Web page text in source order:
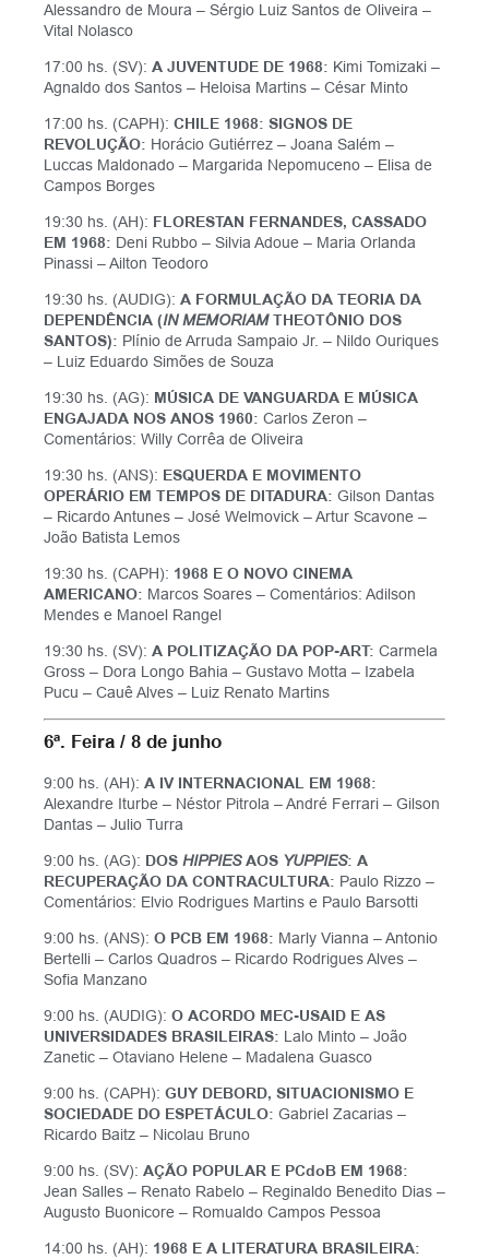
Alessandro de Moura – Sérgio Luiz Santos de Oliveira –
Vital Nolasco
17:00 hs. (SV): A JUVENTUDE DE 1968: Kimi Tomizaki –
Agnaldo dos Santos – Heloisa Martins – César Minto
17:00 hs. (CAPH): CHILE 1968: SIGNOS DE
REVOLUÇÃO: Horácio Gutiérrez – Joana Salém –
Luccas Maldonado – Margarida Nepomuceno – Elisa de
Campos Borges
19:30 hs. (AH): FLORESTAN FERNANDES, CASSADO
EM 1968: Deni Rubbo – Silvia Adoue – Maria Orlanda
Pinassi – Ailton Teodoro
19:30 hs. (AUDIG): A FORMULAÇÃO DA TEORIA DA
DEPENDÊNCIA (IN MEMORIAMTHEOTÔNIO DOS
SANTOS): Plínio de Arruda Sampaio Jr. – Nildo Ouriques
– Luiz Eduardo Simões de Souza
19:30 hs. (AG): MÚSICA DE VANGUARDA E MÚSICA
ENGAJADA NOS ANOS 1960: Carlos Zeron –
Comentários: Willy Corrêa de Oliveira
19:30 hs. (ANS): ESQUERDA E MOVIMENTO
OPERÁRIO EM TEMPOS DE DITADURA: Gilson Dantas
– Ricardo Antunes – José Welmovick – Artur Scavone –
João Batista Lemos
19:30 hs. (CAPH): 1968 E O NOVO CINEMA
AMERICANO: Marcos Soares – Comentários: Adilson
Mendes e Manoel Rangel
19:30 hs. (SV): A POLITIZAÇÃO DA POP-ART: Carmela
Gross – Dora Longo Bahia – Gustavo Motta – Izabela
Pucu – Cauê Alves – Luiz Renato Martins
6ª. Feira / 8 de junho
9:00 hs. (AH): A IV INTERNACIONAL EM 1968:
Alexandre Iturbe – Néstor Pitrola – André Ferrari – Gilson
Dantas – Julio Turra
9:00 hs. (AG): DOS HIPPIESAOS YUPPIES: A
RECUPERAÇÃO DA CONTRACULTURA: Paulo Rizzo –
Comentários: Elvio Rodrigues Martins e Paulo Barsotti
9:00 hs. (ANS): O PCB EM 1968: Marly Vianna – Antonio
Bertelli – Carlos Quadros – Ricardo Rodrigues Alves –
Sofia Manzano
9:00 hs. (AUDIG): O ACORDO MEC-USAID E AS
UNIVERSIDADES BRASILEIRAS: Lalo Minto – João
Zanetic – Otaviano Helene – Madalena Guasco
9:00 hs. (CAPH): GUY DEBORD, SITUACIONISMO E
SOCIEDADE DO ESPETÁCULO: Gabriel Zacarias –
Ricardo Baitz – Nicolau Bruno
9:00 hs. (SV): AÇÃO POPULAR E PCdoB EM 1968:
Jean Salles – Renato Rabelo – Reginaldo Benedito Dias –
Augusto Buonicore – Romualdo Campos Pessoa
14:00 hs. (AH): 1968 E A LITERATURA BRASILEIRA: